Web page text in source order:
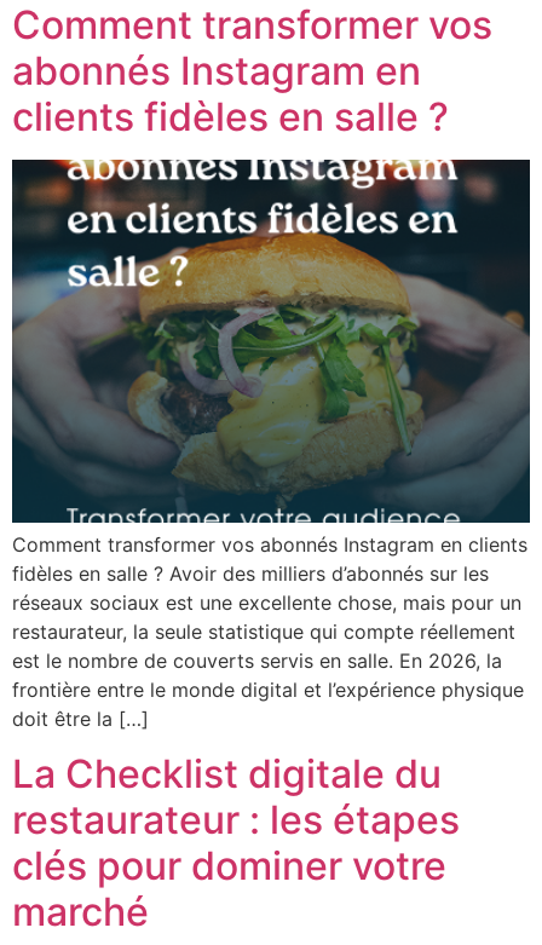
Comment transformer vos
abonnés Instagram en
clients fidèles en salle ?
Comment transformer vos abonnés Instagram en clients
fidèles en salle ? Avoir des milliers d’abonnés sur les
réseaux sociaux est une excellente chose, mais pour un
restaurateur, la seule statistique qui compte réellement
est le nombre de couverts servis en salle. En 2026, la
frontière entre le monde digital et l’expérience physique
doit être la […]
La Checklist digitale du
restaurateur : les étapes
clés pour dominer votre
marché